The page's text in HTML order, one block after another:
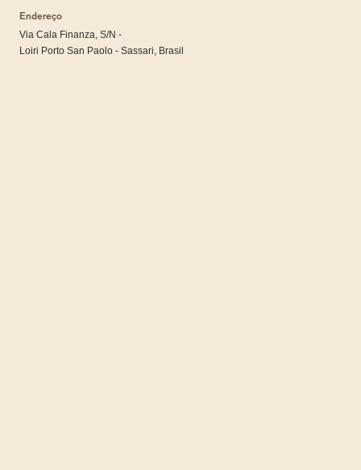
Endereço
Via Cala Finanza, S/N -
Loiri Porto San Paolo - Sassari, Brasil